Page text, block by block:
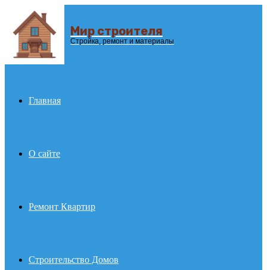
Menu Мир строителя
Стройка, ремонт и материалы
Главная
О сайте
Ремонт Квартир
Строительство Домов